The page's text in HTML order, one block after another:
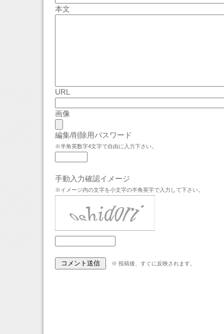
本文
URL
画像
編集/削除用パスワード
※半角英数字4文字で自由に入力下さい。
手動入力確認イメージ
※イメージ内の文字を小文字の半角英字で入力して下さい。
※ 投稿後、すぐに反映されます。